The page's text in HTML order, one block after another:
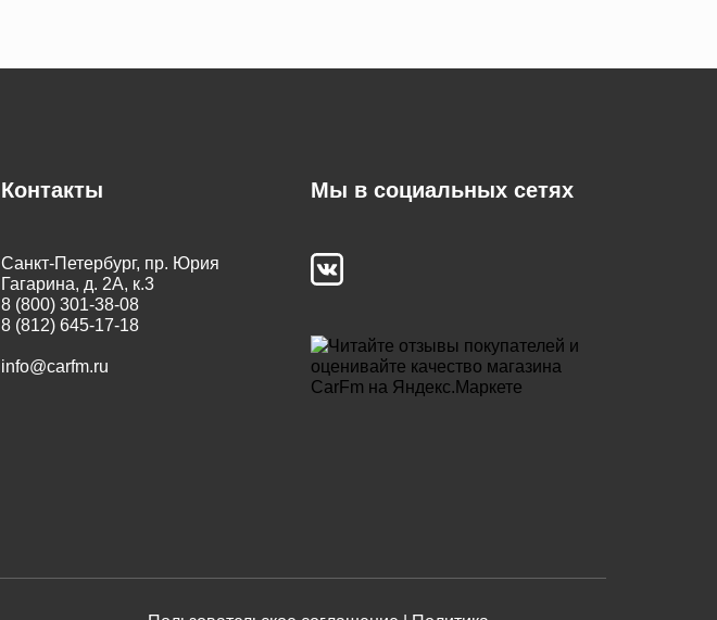
Контакты
Санкт-Петербург, пр. Юрия
Гагарина, д. 2А, к.3
8 (800) 301-38-08
8 (812) 645-17-18
info@carfm.ru
Мы в социальных сетях